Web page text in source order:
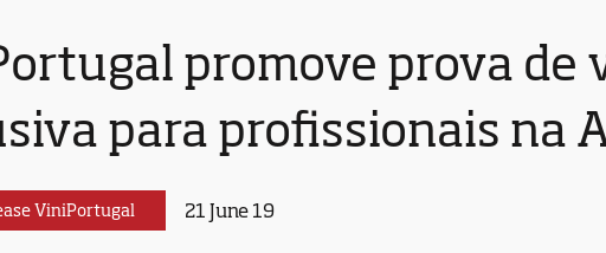
promove prova de
para profissionais na
ViniPortugal 21 June 19